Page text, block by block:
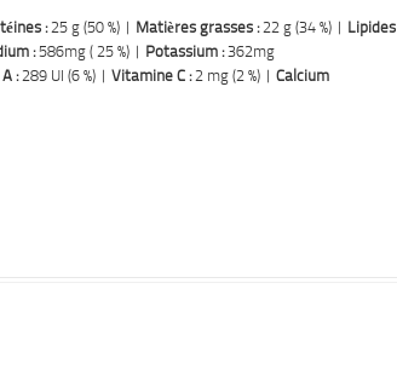
:25 g (50 %) | Matières grasses :22 g (34 %) |
Lipides
:586mg ( 25 %) | Potassium :362mg
:289 UI (6 %) | Vitamine C :2 mg (2 %) | Calcium